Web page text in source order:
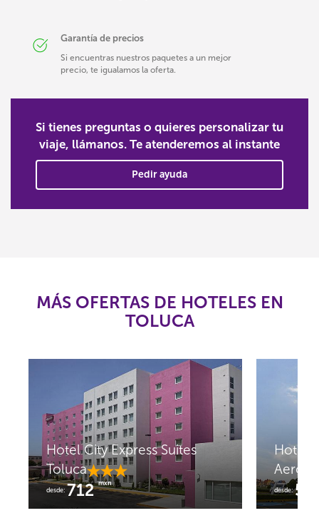
Garantía de precios
Si encuentras nuestros paquetes a un mejor
precio, te igualamos la oferta.
Si tienes preguntas o quieres personalizar tu
viaje, llámanos. Te atenderemos al instante
Pedir ayuda
MÁS OFERTAS DE HOTELES EN
TOLUCA
Hotel City Express Suites
Toluca
desde: 712mxn
Hotel
desde: